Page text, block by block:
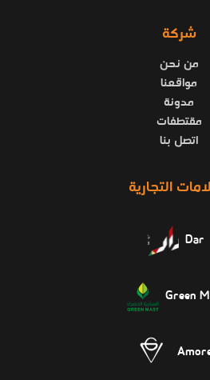
شركة
من نحن
مواقعنا
مدونة
مقتطفات
اتصل بنا
التجارية
Dar
Green